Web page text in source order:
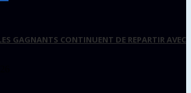
GAGNANTS CONTINUENT DE REPARTIR AVEC